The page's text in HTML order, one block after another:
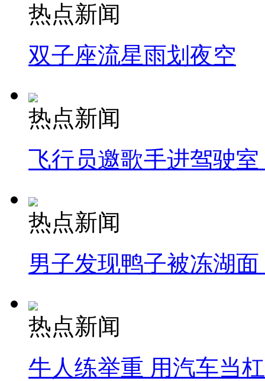
热点新闻
双子座流星雨划夜空
热点新闻
飞行员邀歌手进驾驶
热点新闻
男子发现鸭子被冻湖
热点新闻
牛人练举重 用汽车当